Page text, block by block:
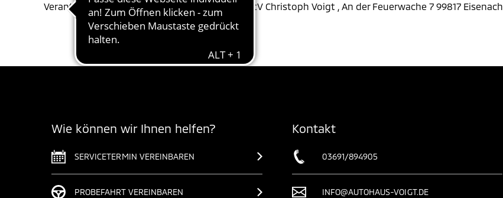
Verantwortlicher im Sinne des § 18 Absatz 2 MStV Christoph Voigt , An der Feuerwache 7 99817 Eisenach
Wie können wir Ihnen helfen?
SERVICETERMIN VEREINBAREN
PROBEFAHRT VEREINBAREN
Kontakt
03691/894905
INFO@AUTOHAUS-VOIGT.DE